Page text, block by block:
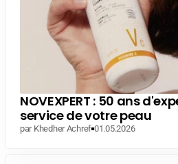
NOVEXPERT : 50 ans
service de votre peau
par Khedher Achref 01.05.2026